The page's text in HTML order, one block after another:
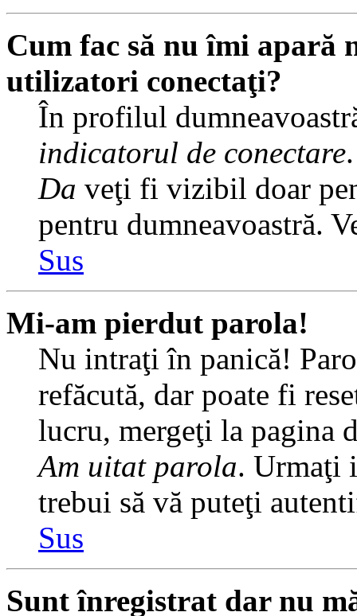
Cum fac să nu îmi apară
utilizatori conectaţi?
În profilul
indicatorul de conectare
Da veţi fi vizibil doar
pentru dumneavoastră.
Sus
Mi-am pierdut parola!
Nu intraţi în panică!
refăcută, dar poate fi
lucru, mergeţi la pagina
Am uitat parola. Urmaţi
trebui să vă puteţi
Sus
Sunt înregistrat dar nu